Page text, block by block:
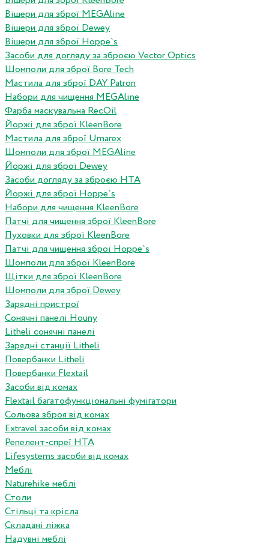
Вішери для зброї MEGAline
Вішери для зброї Dewey
Вішери для зброї Hoppe`s
Засоби для догляду за зброєю Vector Optics
Шомполи для зброї Bore Tech
Мастила для зброї DAY Patron
Набори для чищення MEGAline
Фарба маскувальна RecOil
Йоржі для зброї KleenBore
Мастила для зброї Umarex
Шомполи для зброї MEGAline
Йоржі для зброї Dewey
Засоби догляду за зброєю HTA
Йоржі для зброї Hoppe`s
Набори для чищення KleenBore
Патчі для чищення зброї KleenBore
Пуховки для зброї KleenBore
Патчі для чищення зброї Hoppe`s
Шомполи для зброї KleenBore
Щітки для зброї KleenBore
Шомполи для зброї Dewey
Зарядні пристрої
Сонячні панелі Houny
Litheli сонячні панелі
Зарядні станції Litheli
Повербанки Litheli
Повербанки Flextail
Засоби від комах
Flextail багатофункціональні фумігатори
Сольова зброя від комах
Extravel засоби від комах
Репелент-спреї HTA
Lifesystems засоби від комах
Меблі
Naturehike меблі
Столи
Стільці та крісла
Складані ліжка
Надувні меблі